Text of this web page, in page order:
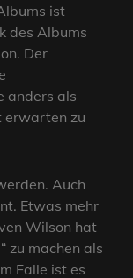
ist
des Albums
Der
anders als
erwarten zu
Auch
Etwas mehr
Wilson hat
zu machen als
Falle ist es